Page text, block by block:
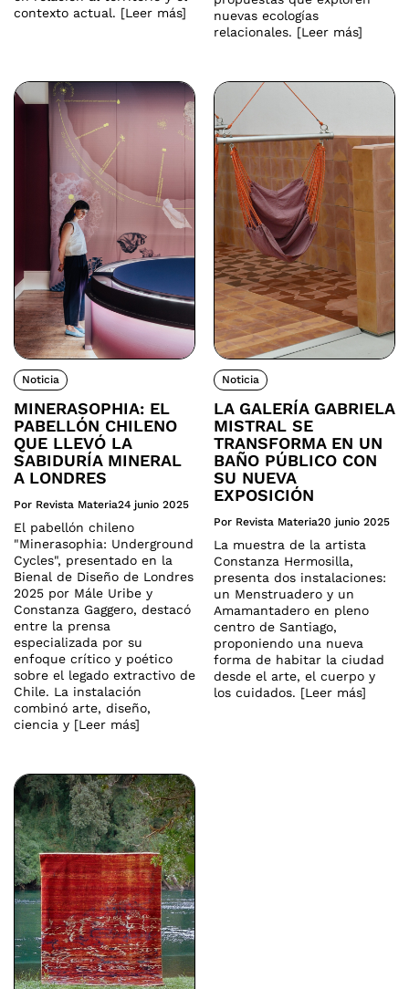
contexto actual. [Leer más]
nuevas ecologías
relacionales. [Leer más]
Noticia
MINERASOPHIA: EL
PABELLÓN CHILENO
QUE LLEVÓ LA
SABIDURÍA MINERAL
A LONDRES
Por Revista Materia24 junio 2025
El pabellón chileno
"Minerasophia: Underground
Cycles", presentado en la
Bienal de Diseño de Londres
2025 por Mále Uribe y
Constanza Gaggero, destacó
entre la prensa
especializada por su
enfoque crítico y poético
sobre el legado extractivo de
Chile. La instalación
combinó arte, diseño,
ciencia y [Leer más]
Noticia
LA GALERÍA GABRIELA
MISTRAL SE
TRANSFORMA EN UN
BAÑO PÚBLICO CON
SU NUEVA
EXPOSICIÓN
Por Revista Materia20 junio 2025
La muestra de la artista
Constanza Hermosilla,
presenta dos instalaciones:
un Menstruadero y un
Amamantadero en pleno
centro de Santiago,
proponiendo una nueva
forma de habitar la ciudad
desde el arte, el cuerpo y
los cuidados. [Leer más]